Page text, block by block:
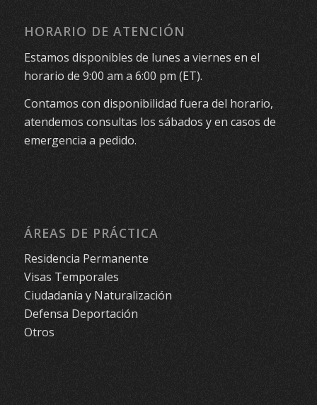
HORARIO DE ATENCIÓN
Estamos disponibles de lunes a viernes en el
horario de 9:00 am a 6:00 pm (ET).
Contamos con disponibilidad fuera del horario,
atendemos consultas los sábados y en casos de
emergencia a pedido.
ÁREAS DE PRÁCTICA
Residencia Permanente
Visas Temporales
Ciudadanía y Naturalización
Defensa Deportación
Otros